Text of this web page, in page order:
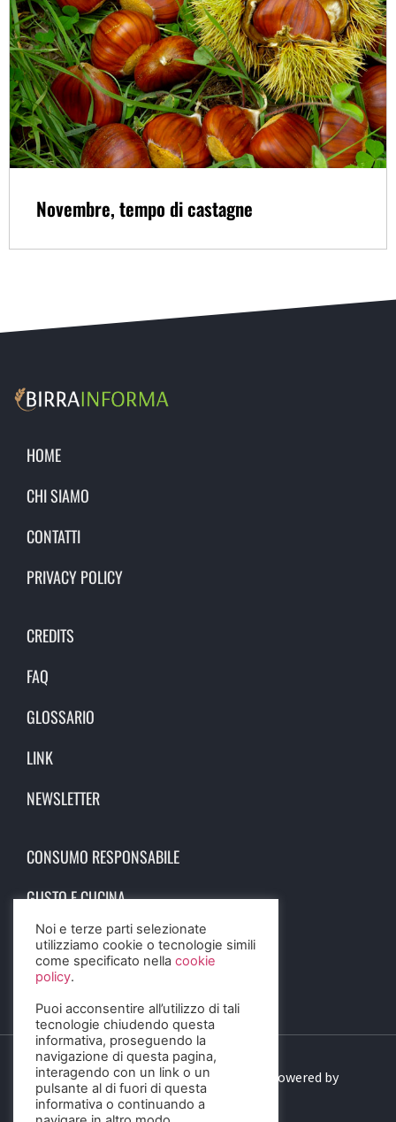
Novembre, tempo di castagne
HOME
CHI SIAMO
CONTATTI
PRIVACY POLICY
CREDITS
FAQ
GLOSSARIO
LINK
NEWSLETTER
CONSUMO RESPONSABILE
GUSTO E CUCINA
SCIENZA E SALUTE
STORIA E CULTURA
© 2023 Birra Informa. All Rights Reserved. Powered by
DIGITALSENSE
Noi e terze parti selezionate
utilizziamo cookie o tecnologie simili
come specificato nella cookie
policy.
Puoi acconsentire all’utilizzo di tali
tecnologie chiudendo questa
informativa, proseguendo la
navigazione di questa pagina,
interagendo con un link o un
pulsante al di fuori di questa
informativa o continuando a